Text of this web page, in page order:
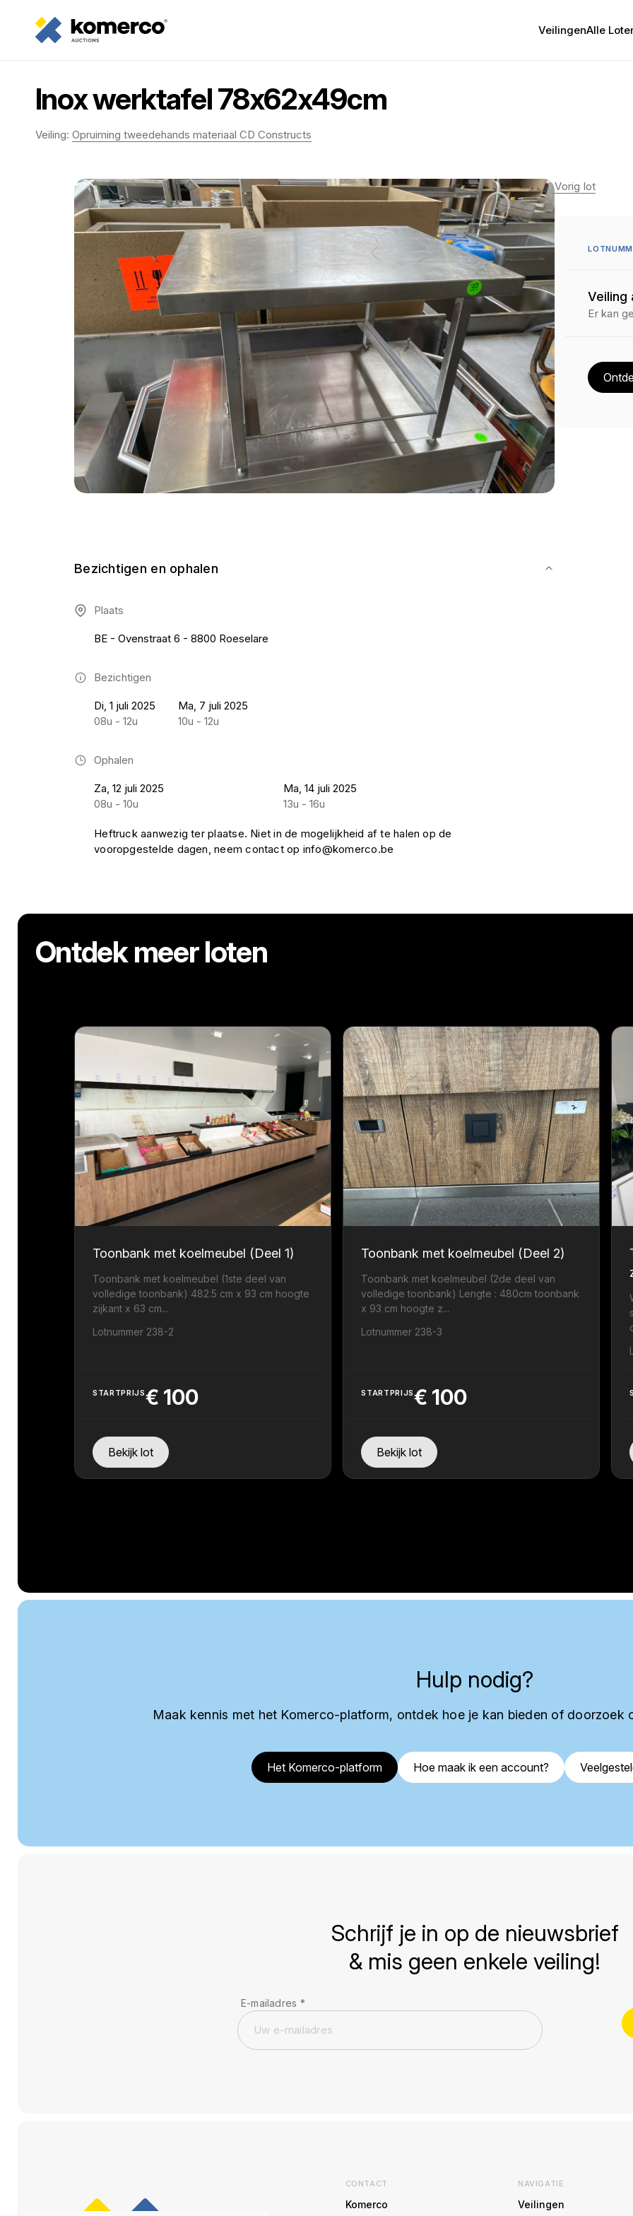
VeilingenAlle
Inox werktafel 78x62x49cm
Veiling: Opruiming tweedehands materiaal CD Constructs
Bezichtigen en ophalen
Plaats
BE - Ovenstraat 6 - 8800 Roeselare
Bezichtigen
Di, 1 juli 2025
08u - 12u
Ma, 7 juli 2025
10u - 12u
Ophalen
Za, 12 juli 2025
08u - 10u
Ma, 14 juli 2025
13u - 16u
Heftruck aanwezig ter plaatse. Niet in de mogelijkheid af te halen op de
vooropgestelde dagen, neem contact op info@komerco.be
Vorig lot
Veiling
Er kan
Ontdek meer loten
Toonbank met koelmeubel (Deel 1)
Toonbank met koelmeubel (1ste deel van
volledige toonbank) 482.5 cm x 93 cm hoogte
zijkant x 63 cm...
Lotnummer 238-2
STARTPRIJS€ 100
Bekijk lot
Toonbank met koelmeubel (Deel 2)
Toonbank met koelmeubel (2de deel van
volledige toonbank) Lengte : 480cm toonbank
x 93 cm hoogte z...
Lotnummer 238-3
STARTPRIJS€ 100
Bekijk lot
Hulp nodig?
Maak kennis met het Komerco-platform, ontdek hoe je kan bieden of doorzoek
Het Komerco-platform Hoe maak ik een account?
Schrijf je in op de nieuwsbrief
& mis geen enkele veiling!
E-mailadres *
CONTACT
Komerco
NAVIGATIE
Veilingen